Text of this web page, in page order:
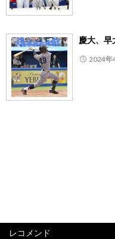
慶大、早
2024年
レコメンド